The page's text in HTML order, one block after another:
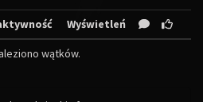
Wyświetleń
wątków.